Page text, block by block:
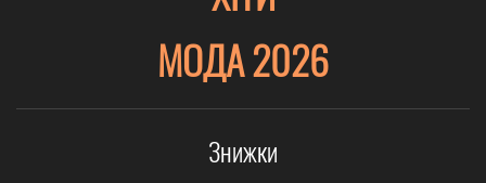
МОДА 2026
Знижки